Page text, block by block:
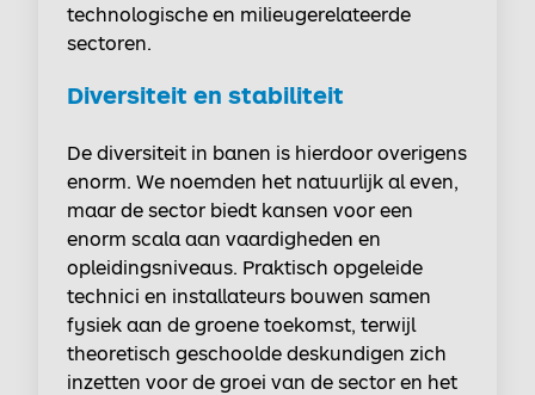
technologische en milieugerelateerde
sectoren.
Diversiteit en stabiliteit
De diversiteit in banen is hierdoor overigens
enorm. We noemden het natuurlijk al even,
maar de sector biedt kansen voor een
enorm scala aan vaardigheden en
opleidingsniveaus. Praktisch opgeleide
technici en installateurs bouwen samen
fysiek aan de groene toekomst, terwijl
theoretisch geschoolde deskundigen zich
inzetten voor de groei van de sector en het